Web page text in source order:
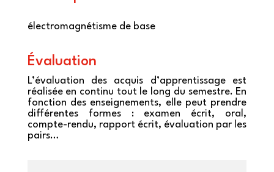
électromagnétisme de base
Évaluation
L’évaluation des acquis d’apprentissage est
réalisée en continu tout le long du semestre. En
fonction des enseignements, elle peut prendre
différentes formes : examen écrit, oral,
compte-rendu, rapport écrit, évaluation par les
pairs…